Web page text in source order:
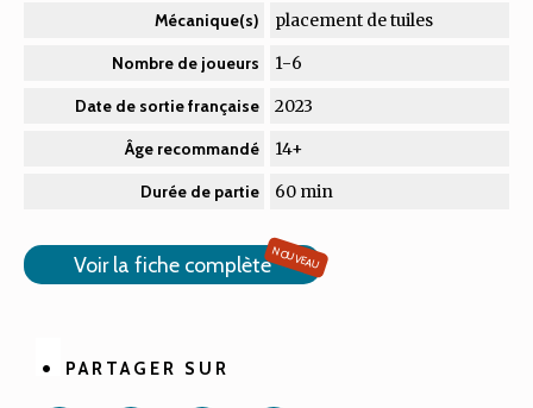
Mécanique(s) placement de tuiles
Nombre de joueurs 1-6
Date de sortie française 2023
Âge recommandé 14+
Durée de partie 60 min
Voir la fiche complèteNOUVEAU
PARTAGER SUR
PartagerPartager